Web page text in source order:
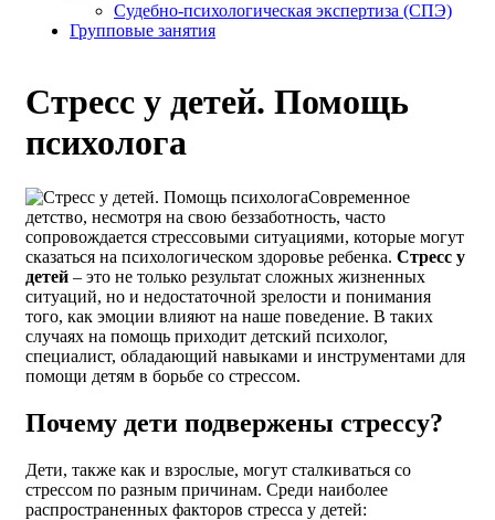
Судебно-психологическая экспертиза (СПЭ)
Групповые занятия
Стресс у детей. Помощь
психолога
Современное
детство, несмотря на свою беззаботность, часто
сопровождается стрессовыми ситуациями, которые могут
сказаться на психологическом здоровье ребенка. Стресс у
детей – это не только результат сложных жизненных
ситуаций, но и недостаточной зрелости и понимания
того, как эмоции влияют на наше поведение. В таких
случаях на помощь приходит детский психолог,
специалист, обладающий навыками и инструментами для
помощи детям в борьбе со стрессом.
Почему дети подвержены стрессу?
Дети, также как и взрослые, могут сталкиваться со
стрессом по разным причинам. Среди наиболее
распространенных факторов стресса у детей: